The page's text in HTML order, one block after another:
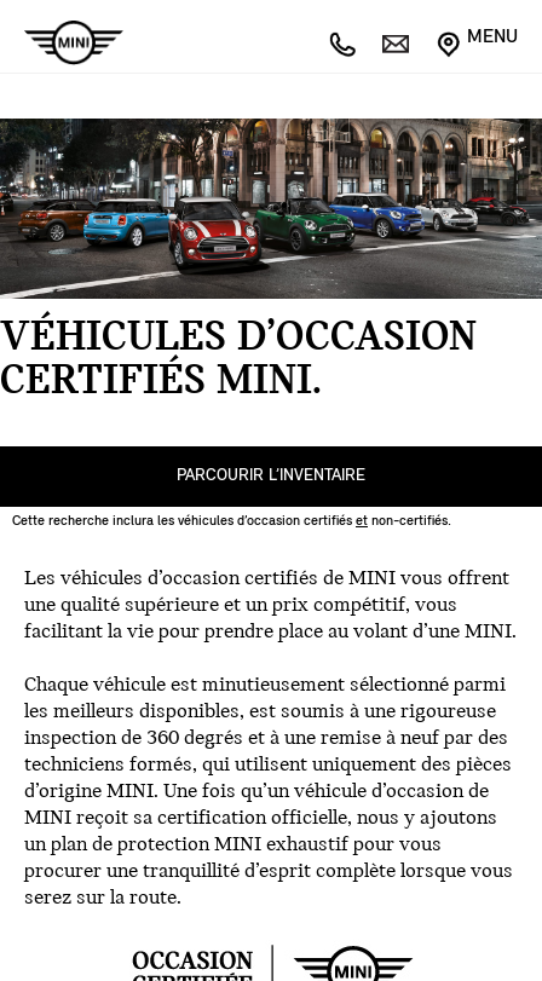
MENU
VÉHICULES D’OCCASION
CERTIFIÉS MINI.
PARCOURIR L’INVENTAIRE
Cette recherche inclura les véhicules d’occasion certifiés et non-certifiés.
Les véhicules d’occasion certifiés de MINI vous offrent
une qualité supérieure et un prix compétitif, vous
facilitant la vie pour prendre place au volant d’une MINI.
Chaque véhicule est minutieusement sélectionné parmi
les meilleurs disponibles, est soumis à une rigoureuse
inspection de 360 degrés et à une remise à neuf par des
techniciens formés, qui utilisent uniquement des pièces
d’origine MINI. Une fois qu’un véhicule d’occasion de
MINI reçoit sa certification officielle, nous y ajoutons
un plan de protection MINI exhaustif pour vous
procurer une tranquillité d’esprit complète lorsque vous
serez sur la route.